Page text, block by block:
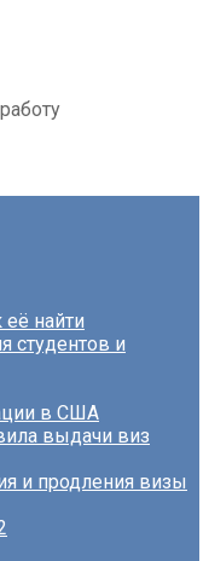
её найти
студентов и
в США
выдачи виз
и продления визы